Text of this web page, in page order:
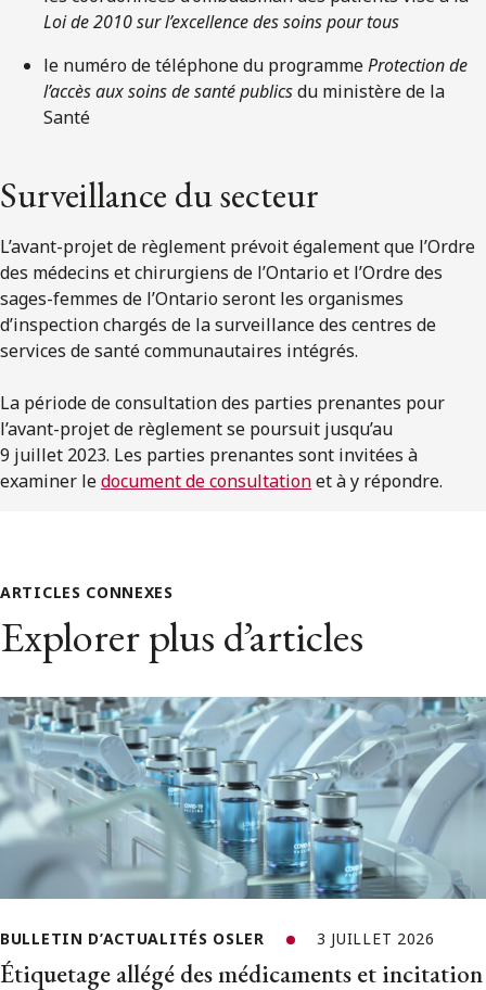
Loi de 2010 sur l’excellence des soins pour tous
le numéro de téléphone du programmeProtection de
l’accès aux soins de santé publicsdu ministère de la
Santé
Surveillance du secteur
L’avant-projet de règlement prévoit également que l’Ordre
des médecins et chirurgiens de l’Ontario et l’Ordre des
sages-femmes de l’Ontario seront les organismes
d’inspection chargés de la surveillance des centres de
services de santé communautaires intégrés.
La période de consultation des parties prenantes pour
l’avant-projet de règlement se poursuit jusqu’au
9 juillet 2023. Les parties prenantes sont invitées à
examiner ledocument de consultationet à y répondre.
ARTICLES CONNEXES
Explorer plus d’articles
BULLETIN D’ACTUALITÉS OSLER 3 JUILLET 2026
Étiquetage allégé des médicaments et incitation